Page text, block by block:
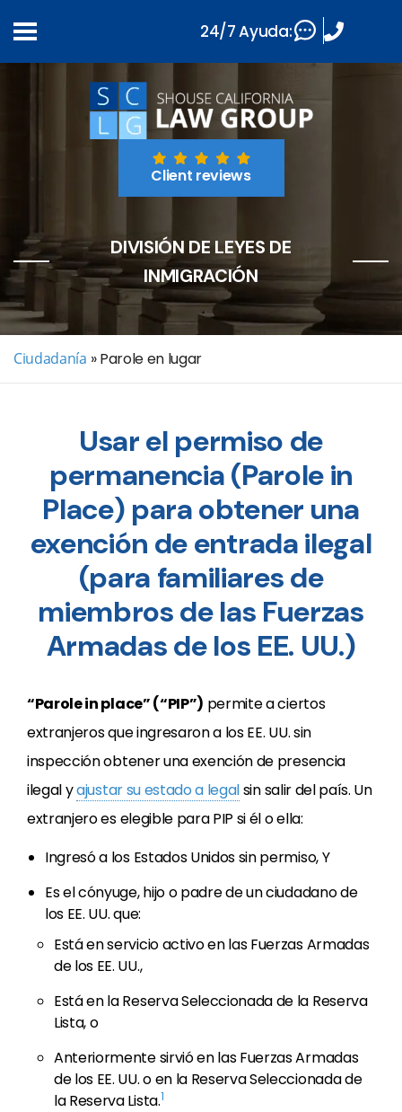
Client reviews
DIVISIÓN DE LEYES DE
INMIGRACIÓN
Ciudadanía »Parole en lugar
Usar el permiso de
permanencia (Parole in
Place) para obtener una
exención de entrada ilegal
(para familiares de
miembros de las Fuerzas
Armadas de los EE. UU.)
“Parole in place” (“PIP”) permite a ciertos
extranjeros que ingresaron a los EE. UU. sin
inspección obtener una exención de presencia
ilegal yajustar su estado a legalsin salir del país. Un
extranjero es elegible para PIP si él o ella:
Ingresó a los Estados Unidos sin permiso, Y
Es el cónyuge, hijo o padre de un ciudadano de
los EE. UU. que:
Está en servicio activo en las Fuerzas Armadas
de los EE. UU.,
Está en la Reserva Seleccionada de la Reserva
Lista, o
Anteriormente sirvió en las Fuerzas Armadas
de los EE. UU. o en la Reserva Seleccionada de
la Reserva Lista.1
24/7 Ayuda: